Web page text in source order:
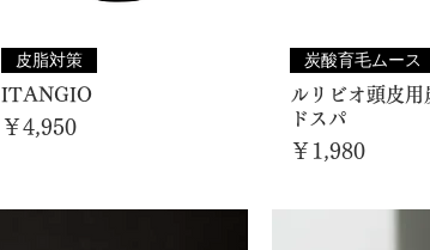
皮脂対策
ITANGIO
価格
￥4,950
炭酸育毛ムース
ルリビオ頭皮用
ドスパ
価格
￥1,980